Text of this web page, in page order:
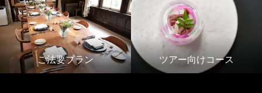
ご法要プラン ツアー向けコース